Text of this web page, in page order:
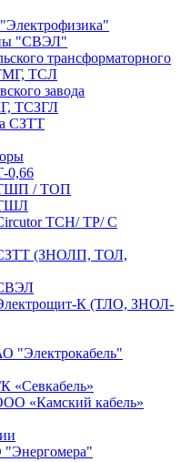
"СВЭЛ"
трансформаторного
ТСЛ
завода
ТСЗГЛ
СЗТТ
0,66
ТШП / ТОП
ТШЛ
TCH/ TP/ С
СЗТТ (ЗНОЛП, ТОЛ,
К (ТЛО, ЗНОЛ-
"Электрокабель"
«Севкабель»
«Камский кабель»